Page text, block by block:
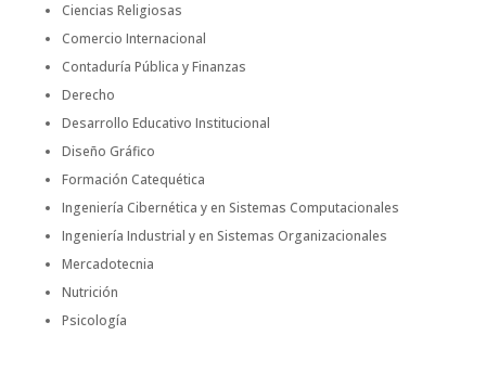
Ciencias Religiosas
Comercio Internacional
Contaduría Pública y Finanzas
Derecho
Desarrollo Educativo Institucional
Diseño Gráfico
Formación Catequética
Ingeniería Cibernética y en Sistemas Computacionales
Ingeniería Industrial y en Sistemas Organizacionales
Mercadotecnia
Nutrición
Psicología